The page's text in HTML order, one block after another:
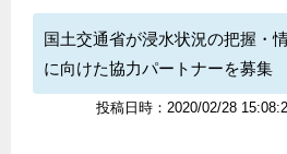
国土交通省が浸水状況の把握・
に向けた協力パートナーを募集
投稿日時：2020/02/28